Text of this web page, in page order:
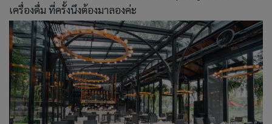
เครื่องดื่ม ที่ครั้งนึงต้องมาลองค่ะ